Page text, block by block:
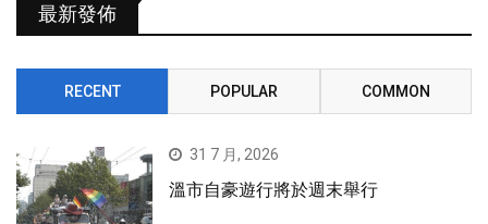
最新發佈
RECENT POPULAR COMMON
31 7 月, 2026
溫市自豪遊行將於週末舉行